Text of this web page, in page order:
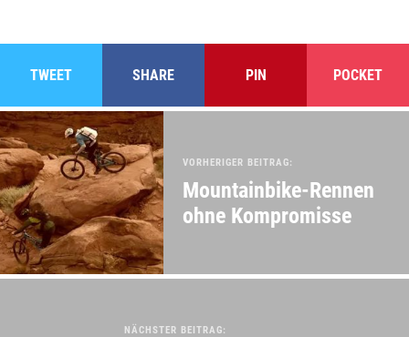
TWEET SHARE PIN POCKET
VORHERIGER BEITRAG:
Mountainbike-Rennen
ohne Kompromisse
NÄCHSTER BEITRAG: